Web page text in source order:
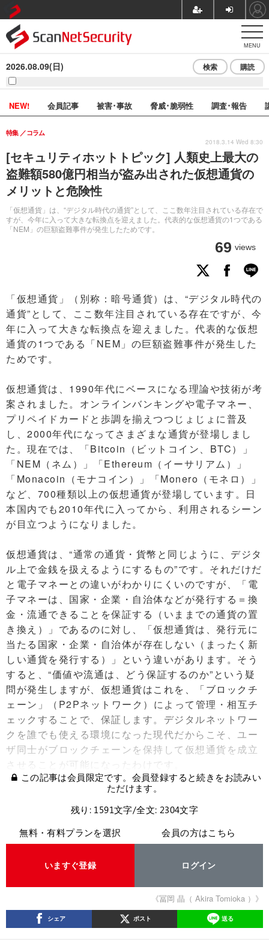
MENU
2026.08.09(日) 検索 購読
NEW! 会員記事 被害･事故 脅威･脆弱性 調査･報告
[セキュリティホットトピック] 人類史上最大の
盗難額580億円相当が盗み出された仮想通貨の
メリットと危険性
「仮想通貨」は、“デジタル時代の通貨”として、ここ数年注目されている存在で
すが、今年に入って大きな転換点を迎えました。代表的な仮想通貨の1つである
「NEM」の巨額盗難事件が発生したためです。
特集 コラム
69 views
2018.3.14 Wed 8:30
「仮想通貨」（別称：暗号通貨）は、“デジタル時代の
通貨”として、ここ数年注目されている存在ですが、今
年に入って大きな転換点を迎えました。代表的な仮想
通貨の1つである「NEM」の巨額盗難事件が発生した
ためです。
仮想通貨は、1990年代にベースになる理論や技術が考
案されました。オンラインバンキングや電子マネー、
プリペイドカードと歩調を揃えつつじょじょに普及
し、2000年代になってさまざまな通貨が登場しまし
た。現在では、「Bitcoin（ビットコイン、BTC）」
「NEM（ネム）」「Ethereum（イーサリアム）」
「Monacoin（モナコイン）」「Monero（モネロ）」
など、700種類以上の仮想通貨が登場しています。日
本国内でも2010年代に入ってから、利用されるシーン
が目立つようになりました。
仮想通貨は、“通常の通貨・貨幣と同じように、デジタ
ル上で金銭を扱えるようにするもの”です。それだけだ
と電子マネーとの違いがわかりにくいのですが、「電
子マネーは、国家・企業・自治体などが発行する＝換
金・流通できることを保証する（いままでの通貨の置
き換え）」であるのに対し、「仮想通貨は、発行元に
当たる国家・企業・自治体が存在しない（まったく新
しい通貨を発行する）」という違いがあります。そう
すると、“価値や流通は、どう保証するのか”という疑
問が発生しますが、仮想通貨はこれを、「ブロックチ
ェーン」（P2Pネットワーク）によって管理・相互チ
ェックすることで、保証します。デジタルネットワー
クを誰でも使える環境になった現代だからこそ、ユー
ザ同士がブロックチェーンを保持して仮想通貨を成立
させることが可能になったわけです。
この記事は会員限定です。会員登録すると続きをお読みい
ただけます。
残り: 1591文字/全文: 2304文字
無料・有料プランを選択
いますぐ登録
会員の方はこちら
ログイン
《冨岡 晶（ Akira Tomioka ）》
シェア ポスト 送る